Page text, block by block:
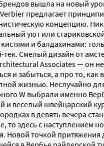
вышла на новый
предлагает
концепцию.
уют или
и балдахинами:
тек. Смелый дизайн от
Associates — он
и забыться, а про то, как
жизнью. Неслучайно
W выбрали именно
и веселый швейцарский
в девять вечера
то здесь с наступлением
Новой точкой притяжения